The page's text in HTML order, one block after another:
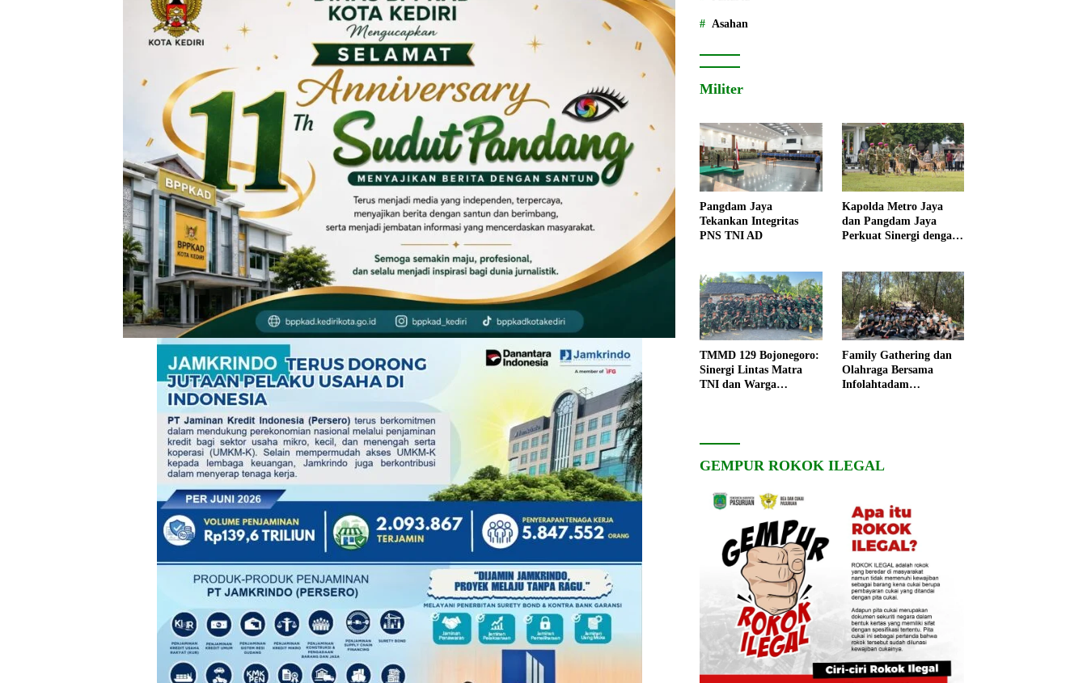
Asahan
Militer
Pangdam Jaya
Tekankan Integritas
PNS TNI AD
Kapolda Metro Jaya
dan Pangdam Jaya
Perkuat Sinergi dengan
TMMD 129 Bojonegoro:
Sinergi Lintas Matra
TNI dan Warga
Family Gathering dan
Olahraga Bersama
Infolahtadam
GEMPUR ROKOK ILEGAL